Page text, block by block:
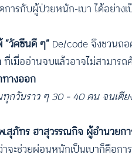
ารกับผู้ป่วยหนัก-เบา ได้อย่าง
“วัคซีนดี ๆ” De/code จึงชวนถ
ที่เมื่ออ่านจบแล้วอาจไม่สามาร
ทางออก
กวันราว ๆ 30 – 40 คน จนเตี
สุภัทร ฮาสุวรรณกิจ ผู้อำนวยกา
ะช่วยผ่อนหนักเป็นเบาก็คือก